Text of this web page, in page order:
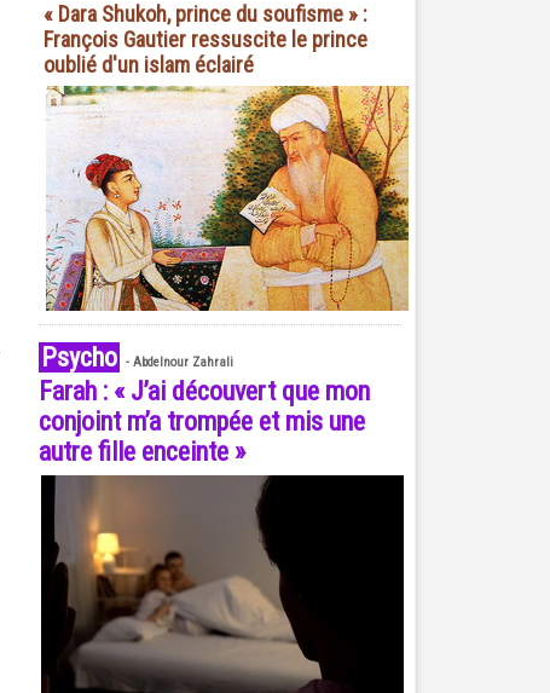
« Dara Shukoh, prince du soufisme » :
François Gautier ressuscite le prince
oublié d'un islam éclairé
Psycho - Abdelnour Zahrali
Farah : « J’ai découvert que mon
conjoint m’a trompée et mis une
autre fille enceinte »